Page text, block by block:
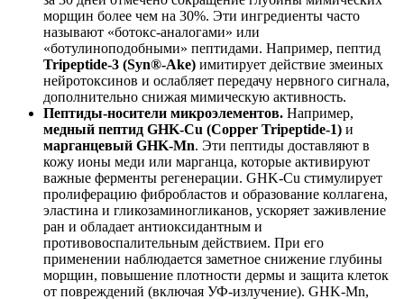
морщин более чем на 30%. Эти ингредиенты часто
называют «ботокс-аналогами» или
«ботулиноподобными» пептидами. Например, пептид
Tripeptide-3 (Syn®-Ake) имитирует действие змеиных
нейротоксинов и ослабляет передачу нервного сигнала,
дополнительно снижая мимическую активность.
Пептиды-носители микроэлементов. Например,
медный пептид GHK-Cu (Copper Tripeptide-1) и
марганцевый GHK-Mn. Эти пептиды доставляют в
кожу ионы меди или марганца, которые активируют
важные ферменты регенерации. GHK-Cu стимулирует
пролиферацию фибробластов и образование коллагена,
эластина и гликозаминогликанов, ускоряет заживление
ран и обладает антиоксидантным и
противовоспалительным действием. При его
применении наблюдается заметное снижение глубины
морщин, повышение плотности дермы и защита клеток
от повреждений (включая УФ-излучение). GHK-Mn,